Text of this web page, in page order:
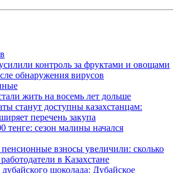
контроль за фруктами и овощами
обнаружения вирусов
жить на восемь лет дольше
станут доступны казахстанцам:
перечень закупа
тенге: сезон малины начался
взносы увеличили: сколько
в Казахстане
дубайского шоколада: Дубайское